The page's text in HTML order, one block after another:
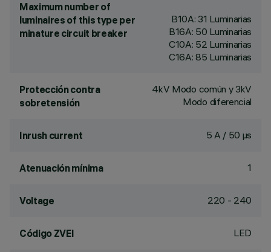
Maximum number of
luminaires of this type per
minature circuit breaker
B10A: 31 Luminarias
B16A: 50 Luminarias
C10A: 52 Luminarias
C16A: 85 Luminarias
Protección contra
sobretensión
4kV Modo común y 3kV
Modo diferencial
Inrush current 5 A / 50 µs
Atenuación mínima 1
Voltage 220 - 240
Código ZVEI LED